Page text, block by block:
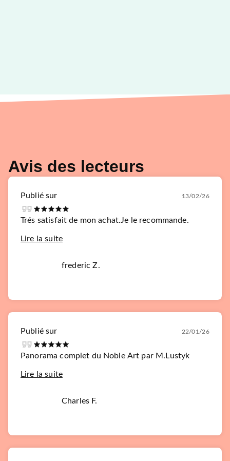
Avis des lecteurs
Publié sur 13/02/26
Trés satisfait de mon achat.Je le recommande.
Lire la suite
frederic Z.
Publié sur 22/01/26
Panorama complet du Noble Art par M.Lustyk
Lire la suite
Charles F.